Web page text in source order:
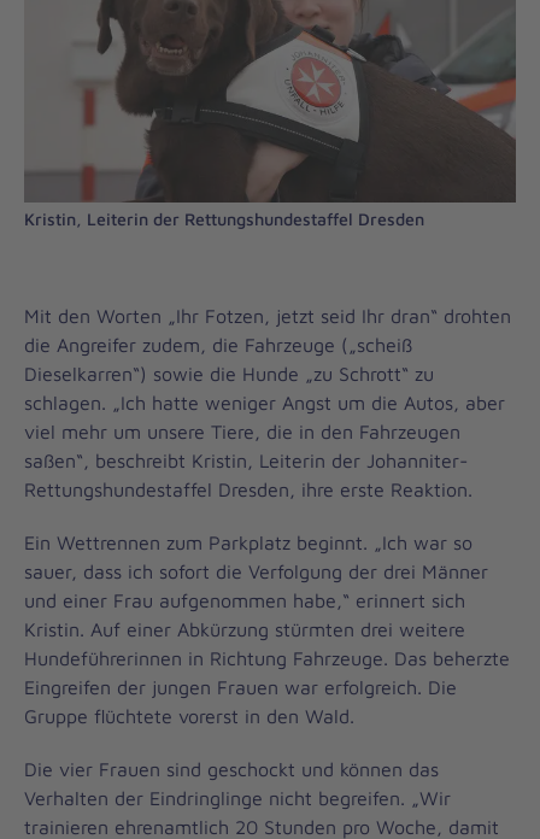
Kristin, Leiterin der Rettungshundestaffel Dresden
Mit den Worten „Ihr Fotzen, jetzt seid Ihr dran“ drohten
die Angreifer zudem, die Fahrzeuge („scheiß
Dieselkarren“) sowie die Hunde „zu Schrott“ zu
schlagen. „Ich hatte weniger Angst um die Autos, aber
viel mehr um unsere Tiere, die in den Fahrzeugen
saßen“, beschreibt Kristin, Leiterin der Johanniter-
Rettungshundestaffel Dresden, ihre erste Reaktion.
Ein Wettrennen zum Parkplatz beginnt. „Ich war so
sauer, dass ich sofort die Verfolgung der drei Männer
und einer Frau aufgenommen habe,“ erinnert sich
Kristin. Auf einer Abkürzung stürmten drei weitere
Hundeführerinnen in Richtung Fahrzeuge. Das beherzte
Eingreifen der jungen Frauen war erfolgreich. Die
Gruppe flüchtete vorerst in den Wald.
Die vier Frauen sind geschockt und können das
Verhalten der Eindringlinge nicht begreifen. „Wir
trainieren ehrenamtlich 20 Stunden pro Woche, damit